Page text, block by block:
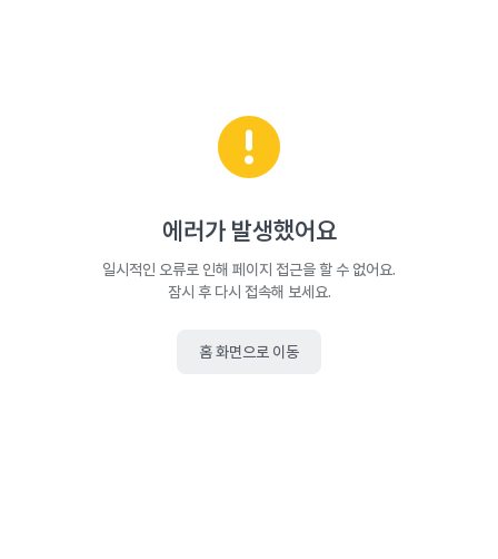
에러가 발생했어요
일시적인 오류로 인해 페이지 접근을 할 수 없어요.
잠시 후 다시 접속해 보세요.
홈 화면으로 이동